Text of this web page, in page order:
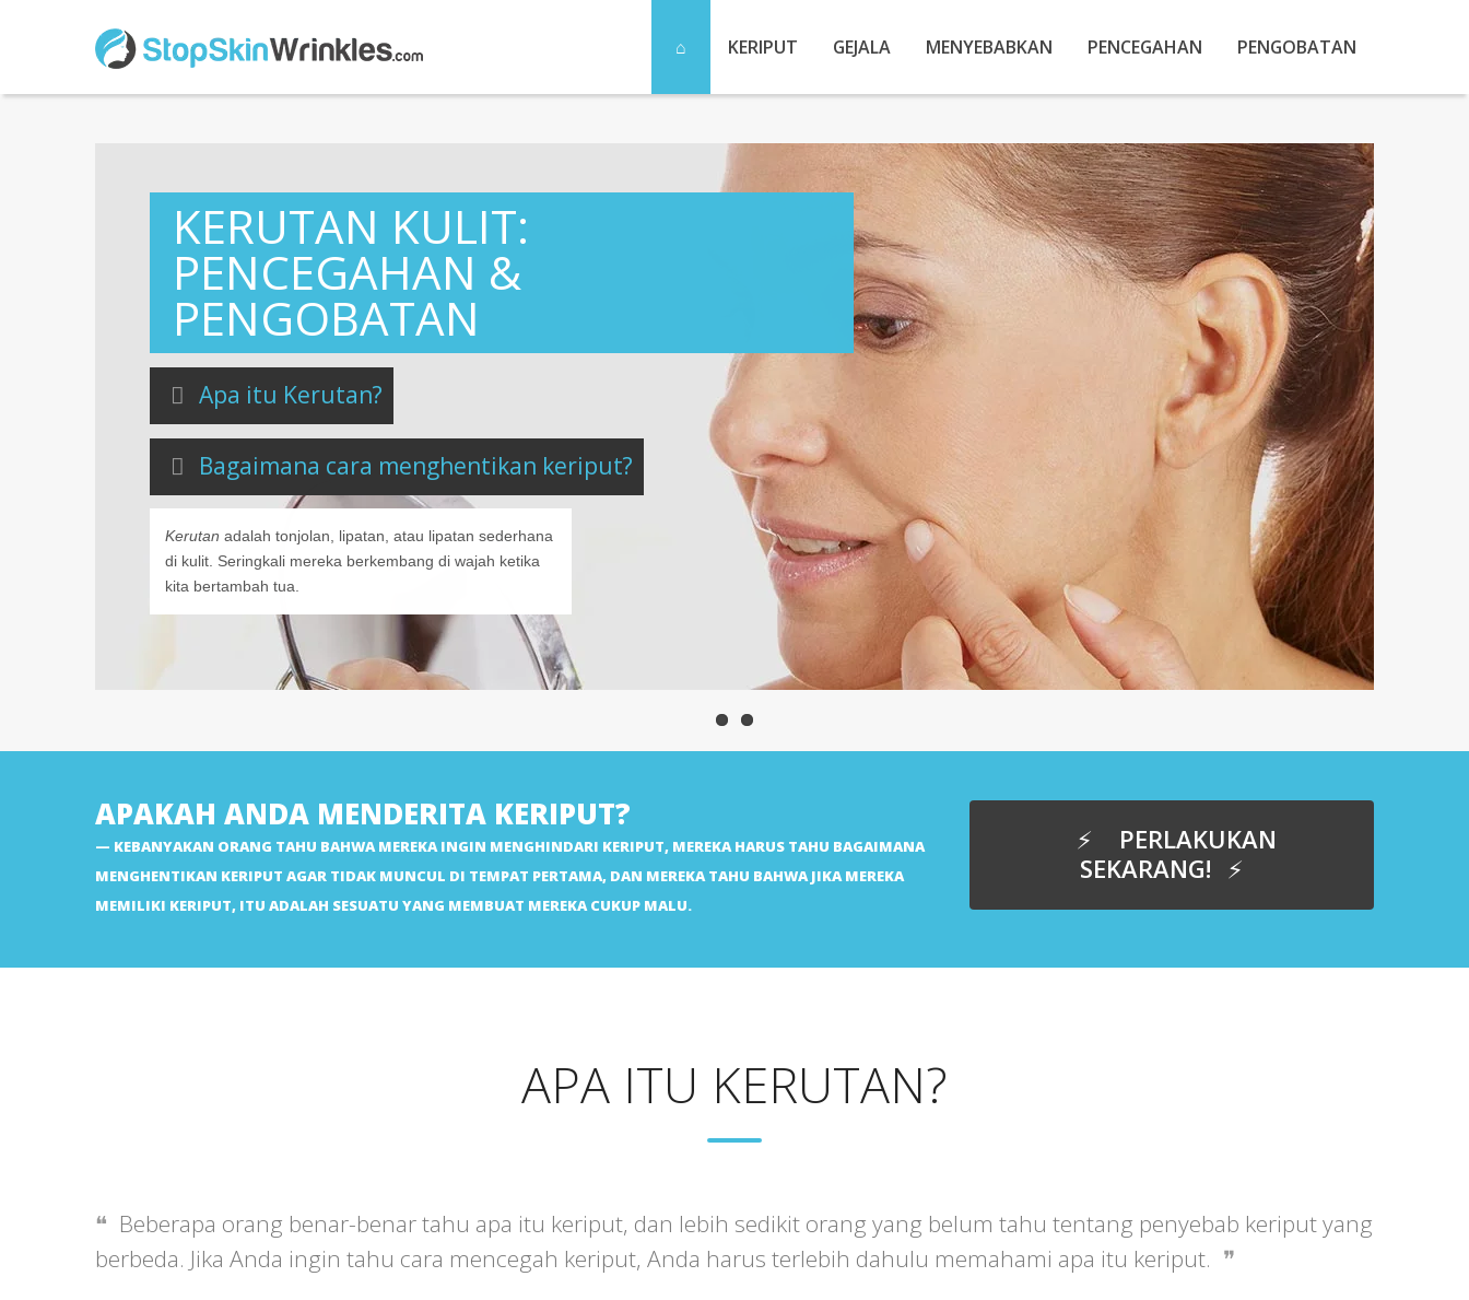
KERIPUT GEJALA MENYEBABKAN PENCEGAHAN PENGOBATAN
KERUTAN KULIT:
PENCEGAHAN &
PENGOBATAN
Apa itu Kerutan?
Bagaimana cara menghentikan keriput?
Kerutan adalah tonjolan, lipatan, atau lipatan sederhana
di kulit. Seringkali mereka berkembang di wajah ketika
kita bertambah tua.
APAKAH ANDA MENDERITA KERIPUT?
KEBANYAKAN ORANG TAHU BAHWA MEREKA INGIN MENGHINDARI KERIPUT, MEREKA HARUS TAHU BAGAIMANA
MENGHENTIKAN KERIPUT AGAR TIDAK MUNCUL DI TEMPAT PERTAMA, DAN MEREKA TAHU BAHWA JIKA MEREKA
MEMILIKI KERIPUT, ITU ADALAH SESUATU YANG MEMBUAT MEREKA CUKUP MALU.
PERLAKUKAN
SEKARANG!
APA ITU KERUTAN?
Beberapa orang benar-benar tahu apa itu keriput, dan lebih sedikit orang yang belum tahu tentang penyebab keriput yang
berbeda. Jika Anda ingin tahu cara mencegah keriput, Anda harus terlebih dahulu memahami apa itu keriput.